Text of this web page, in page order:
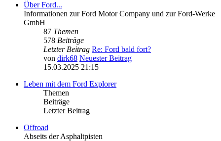
Über Ford...
Informationen zur Ford Motor Company und zur Ford-Werke
GmbH
87 Themen
578 Beiträge
Letzter Beitrag Re: Ford bald fort?
von dirk68 Neuester Beitrag
15.03.2025 21:15
Leben mit dem Ford Explorer
Themen
Beiträge
Letzter Beitrag
Offroad
Abseits der Asphaltpisten